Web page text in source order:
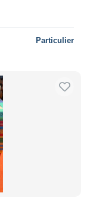
Particulier